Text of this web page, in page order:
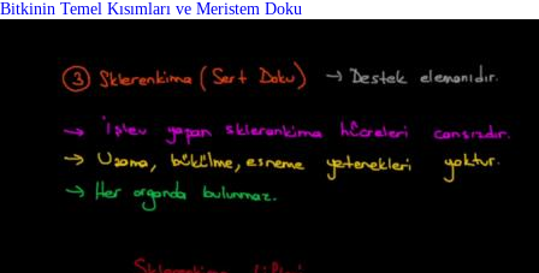
Bitkinin Temel Kısımları ve Meristem Doku